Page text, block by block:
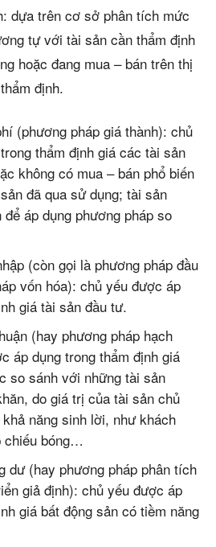
dựa trên cơ sở phân tích mức
tự với tài sản cần thẩm định
hoặc đang mua – bán trên thị
định.
(phương pháp giá thành): chủ
thẩm định giá các tài sản
không có mua – bán phổ biến
đã qua sử dụng; tài sản
áp dụng phương pháp so
(còn gọi là phương pháp đầu
vốn hóa): chủ yếu được áp
giá tài sản đầu tư.
(hay phương pháp hạch
áp dụng trong thẩm định giá
so sánh với những tài sản
do giá trị của tài sản chủ
năng sinh lời, như khách
chiếu bóng…
dư (hay phương pháp phân tích
giả định): chủ yếu được áp
giá bất động sản có tiềm năng